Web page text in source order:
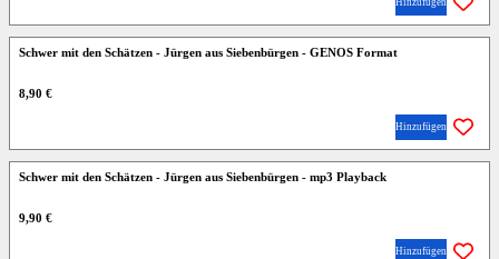
Hinzufügen
Schwer mit den Schätzen - Jürgen aus Siebenbürgen - GENOS Format
8,90 €
Hinzufügen
Schwer mit den Schätzen - Jürgen aus Siebenbürgen - mp3 Playback
9,90 €
Hinzufügen